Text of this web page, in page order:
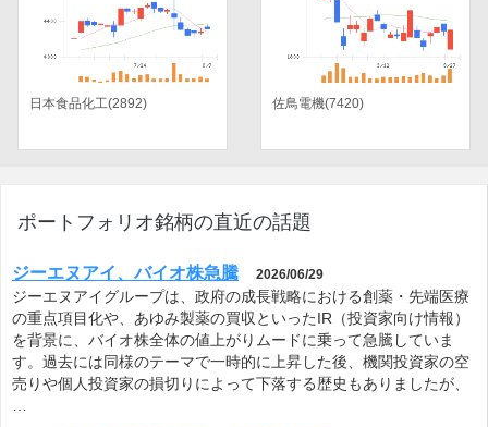
日本食品化工(2892) 佐鳥電機(7420)
ポートフォリオ銘柄の直近の話題
ジーエヌアイ、バイオ株急騰 2026/06/29
ジーエヌアイグループは、政府の成長戦略における創薬・先端医療
の重点項目化や、あゆみ製薬の買収といったIR（投資家向け情報）
を背景に、バイオ株全体の値上がりムードに乗って急騰していま
す。過去には同様のテーマで一時的に上昇した後、機関投資家の空
売りや個人投資家の損切りによって下落する歴史もありましたが、